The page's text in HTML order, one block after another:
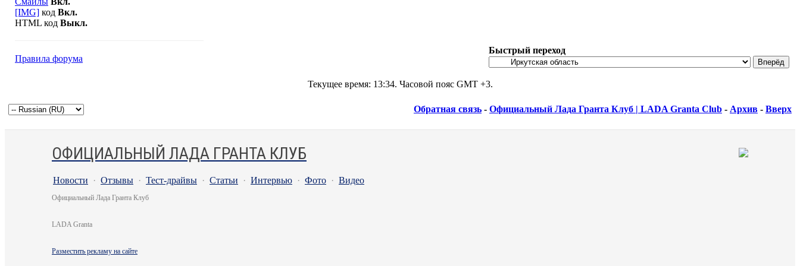
[IMG] код Вкл.
HTML код Выкл.
Правила форума
Быстрый переход
Текущее время: 13:34. Часовой пояс GMT +3.
Обратная связь - Официальный Лада Гранта Клуб | LADA Granta Club - Архив - Вверх
ОФИЦИАЛЬНЫЙ ЛАДА ГРАНТА КЛУБ
Новости · Отзывы · Тест-драйвы · Статьи · Интервью · Фото · Видео
Официальный Лада Гранта Клуб
LADA Granta
Разместить рекламу на сайте